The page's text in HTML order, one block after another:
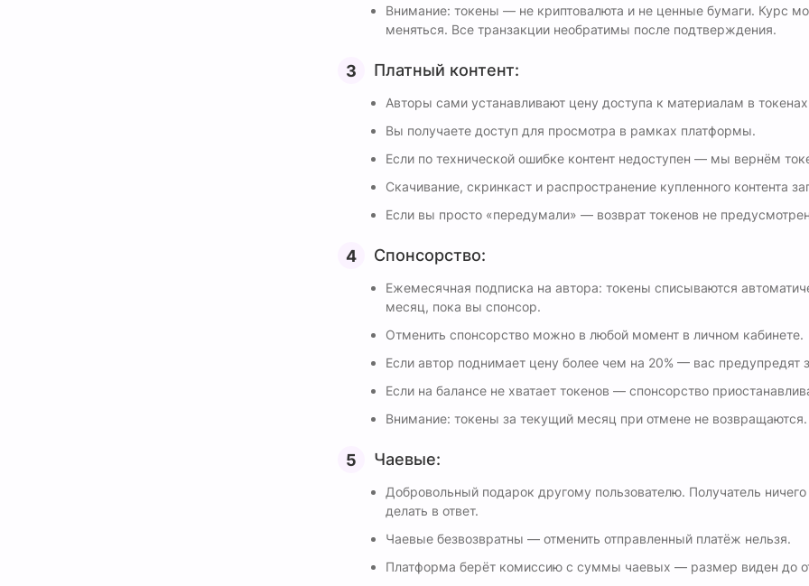
Внимание: токены — не криптовалюта и не ценные бумаги. Курс
меняться. Все транзакции необратимы после подтверждения.
Платный контент:
Авторы сами устанавливают цену доступа к материалам в
Вы получаете доступ для просмотра в рамках платформы.
Если по технической ошибке контент недоступен — мы вернём
Скачивание, скринкаст и распространение купленного контента
Если вы просто «передумали» — возврат токенов не
Спонсорство:
Ежемесячная подписка на автора: токены списываются
месяц, пока вы спонсор.
Отменить спонсорство можно в любой момент в личном кабинете.
Если автор поднимает цену более чем на 20% — вас предупредят
Если на балансе не хватает токенов — спонсорство
Внимание: токены за текущий месяц при отмене не возвращаются.
Чаевые:
Добровольный подарок другому пользователю. Получатель ничего
делать в ответ.
Чаевые безвозвратны — отменить отправленный платёж нельзя.
Платформа берёт комиссию с суммы чаевых — размер виден до